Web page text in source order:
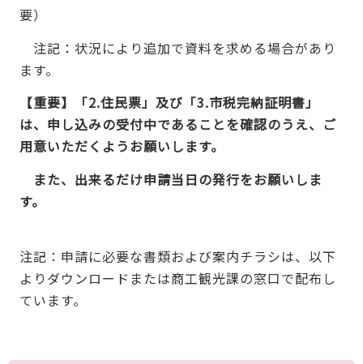
要）
注記：状況により追加で資料を求める場合があり
ます。
【重要】「2.住民票」及び「3.市税完納証明書」
は、申し込みの受付中であることを確認のうえ、ご
用意いただくようお願いします。
また、出来るだけ申請当日の発行をお願いしま
す。
注記：申請に必要な書類および案内チラシは、以下
よりダウンロードまたは商工観光課の窓口で配布し
ています。